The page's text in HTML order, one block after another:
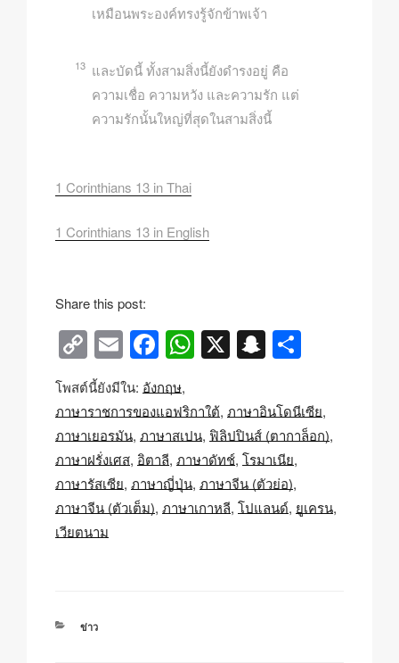
เหมือนพระองค์ทรงรู้จักข้าพเจ้า
13 และบัดนี้ ทั้งสามสิ่งนี้ยังดำรงอยู่ คือ
ความเชื่อ ความหวัง และความรัก แต่
ความรักนั้นใหญ่ที่สุดในสามสิ่งนี้
1 Corinthians 13 in Thai
1 Corinthians 13 in English
Share this post:
C
o
p
y
Li
n
k
E
m
ail
F
a
c
e
b
o
o
W
at
s
A
p
p
X S
a
p
c
h
at
ar
e
โพสต์นี้ยังมีใน: อังกฤษ
ภาษาราชการของแอฟริกาใต้ ภาษาอินโดนีเซีย
ภาษาเยอรมัน ภาษาสเปน ฟิลิปปินส์ (ตากาล็อก)
ภาษาฝรั่งเศส อิตาลี ภาษาดัทช์ โรมาเนีย
ภาษารัสเซีย ภาษาญี่ปุ่น ภาษาจีน (ตัวย่อ)
ภาษาจีน (ตัวเต็ม) ภาษาเกาหลี โปแลนด์ ยูเครน
เวียตนาม
หมวด
ข่าว